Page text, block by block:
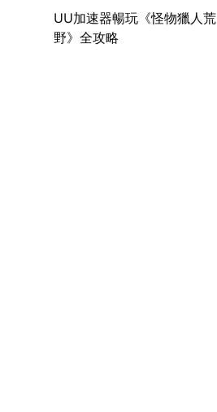
UU加速器暢玩《怪物獵人荒
野》全攻略